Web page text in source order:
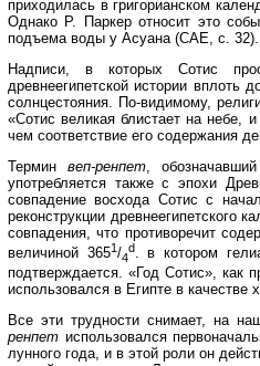
приходилась в григорианском
Однако Р. Паркер относит это
подъема воды у Асуана (САЕ, с. 32).
Надписи, в которых Сотис
древнеегипетской истории вплоть
солнцестояния. По-видимому,
«Сотис великая блистает на небе,
чем соответствие его содержания
Терминвеп-ренпет,
употребляется также с эпохи
совпадение восхода Сотис с
реконструкции древнеегипетского
совпадения, что противоречит
величиной 3651/4
d. в котором
подтверждается. «Год Сотис», как
использовался в Египте в качестве
Все эти трудности снимает, на
ренпет использовался
лунного года, и в этой роли он